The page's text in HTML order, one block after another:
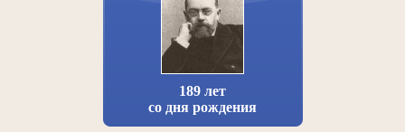
189 лет
со дня рождения